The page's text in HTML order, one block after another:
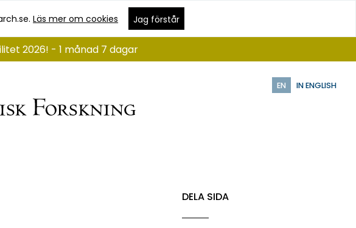
Läs mer om cookies Jag förstår
EN IN ENGLISH
2026! - 1 månad 7 dagar
DELA SIDA